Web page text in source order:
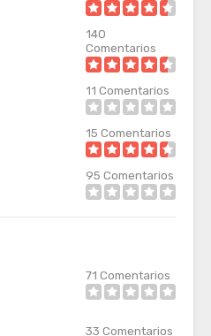
140
Comentarios
11 Comentarios
15 Comentarios
95 Comentarios
71 Comentarios
33 Comentarios